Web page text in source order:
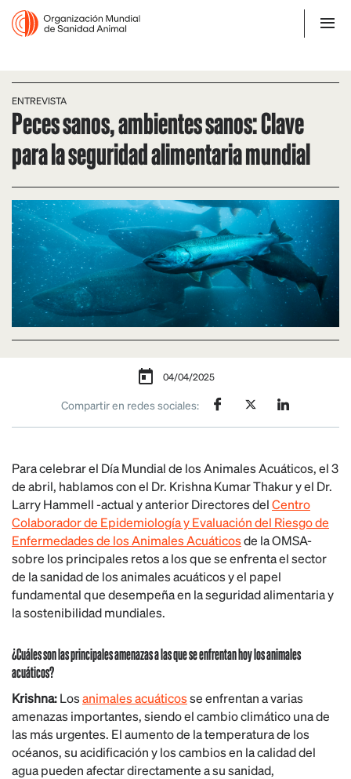
ENTREVISTA
Peces sanos, ambientes sanos: Clave
para la seguridad alimentaria mundial
04/04/2025
Compartir en redes sociales:
Para celebrar el Día Mundial de los Animales Acuáticos, el 3
de abril, hablamos con el Dr. Krishna Kumar Thakur y el Dr.
Larry Hammell -actual y anterior Directores delCentro
Colaborador de Epidemiología y Evaluación del Riesgo de
Enfermedades de los Animales Acuáticosde la OMSA-
sobre los principales retos a los que se enfrenta el sector
de la sanidad de los animales acuáticos y el papel
fundamental que desempeña en la seguridad alimentaria y
la sostenibilidad mundiales.
¿Cuáles son las principales amenazas a las que se enfrentan hoy los animales
acuáticos?
Krishna:Losanimales acuáticosse enfrentan a varias
amenazas importantes, siendo el cambio climático una de
las más urgentes. El aumento de la temperatura de los
océanos, su acidificación y los cambios en la calidad del
agua pueden afectar directamente a su sanidad,